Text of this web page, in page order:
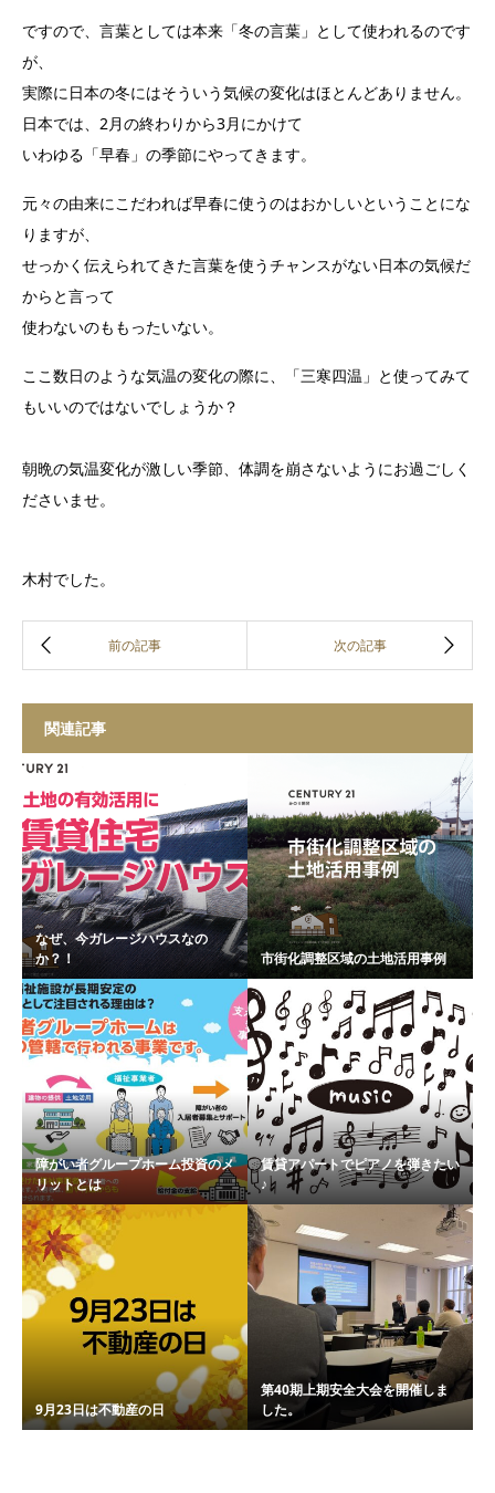
ですので、言葉としては本来「冬の言葉」として使われるのです
が、
実際に日本の冬にはそういう気候の変化はほとんどありません。
日本では、2月の終わりから3月にかけて
いわゆる「早春」の季節にやってきます。
元々の由来にこだわれば早春に使うのはおかしいということにな
りますが、
せっかく伝えられてきた言葉を使うチャンスがない日本の気候だ
からと言って
使わないのももったいない。
ここ数日のような気温の変化の際に、「三寒四温」と使ってみて
もいいのではないでしょうか？
朝晩の気温変化が激しい季節、体調を崩さないようにお過ごしく
ださいませ。
木村でした。
関連記事
なぜ、今ガレージハウスなの
か？！
市街化調整区域の土地活用事例
障がい者グループホーム投資のメ
リットとは
賃貸アパートでピアノを弾きたい
♪
9月23日は不動産の日
第40期上期安全大会を開催しま
した。